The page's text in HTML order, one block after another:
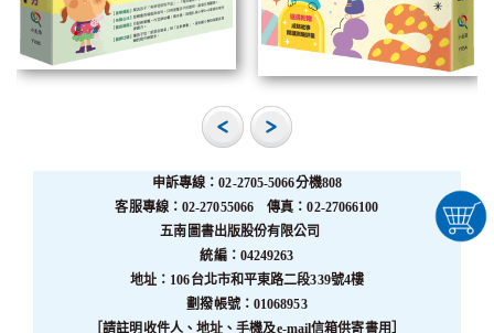
申訴專線：02-2705-5066分機808
客服專線：02-27055066 傳真：02-27066100
五南圖書出版股份有限公司
統編：04249263
地址：106台北市和平東路二段339號4樓
劃撥帳號：01068953
［請註明收件人、地址、手機及e-mail信箱供寄書用］